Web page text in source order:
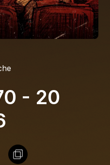
- 20